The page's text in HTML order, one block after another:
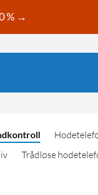
% →
Trådløse